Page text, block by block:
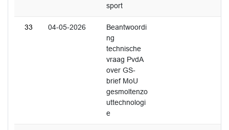
sport
33 04-05-2026
Beantwoordi
ng
technische
vraag PvdA
over GS-
brief MoU
gesmoltenzo
uttechnologi
e